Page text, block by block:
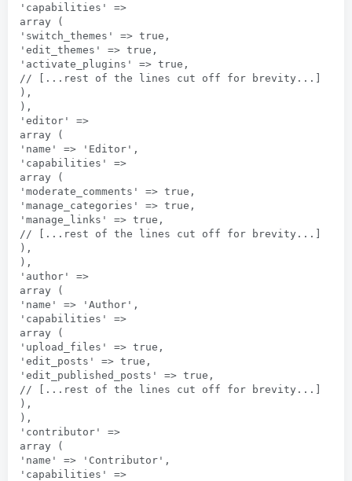
'capabilities' =>
array (
'switch_themes' => true,
'edit_themes' => true,
'activate_plugins' => true,
// [...rest of the lines cut off for brevity...]
),
),
'editor' =>
array (
'name' => 'Editor',
'capabilities' =>
array (
'moderate_comments' => true,
'manage_categories' => true,
'manage_links' => true,
// [...rest of the lines cut off for brevity...]
),
),
'author' =>
array (
'name' => 'Author',
'capabilities' =>
array (
'upload_files' => true,
'edit_posts' => true,
'edit_published_posts' => true,
// [...rest of the lines cut off for brevity...]
),
),
'contributor' =>
array (
'name' => 'Contributor',
'capabilities' =>